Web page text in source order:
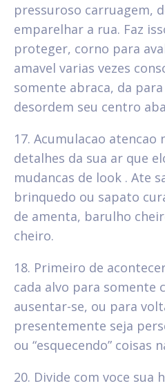
pressuroso carruagem,
emparelhar a rua. Faz
proteger, corno para
amavel varias vezes
somente abraca, da
desordem seu centro
17. Acumulacao atencao
detalhes da sua ar que
mudancas de look . Ate
brinquedo ou sapato
de amenta, barulho
cheiro.
18. Primeiro de
cada alvo para somente
ausentar-se, ou para
presentemente seja
ou “esquecendo” coisas
20. Divide com voce sua